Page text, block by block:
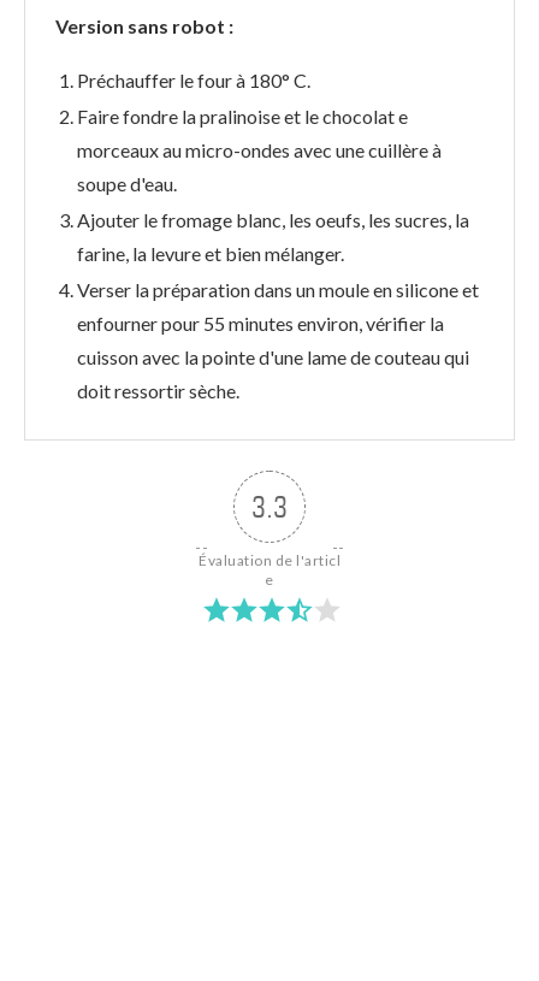
Version sans robot :
Préchauffer le four à 180° C.
Faire fondre la pralinoise et le chocolat e
morceaux au micro-ondes avec une cuillère à
soupe d'eau.
Ajouter le fromage blanc, les oeufs, les sucres, la
farine, la levure et bien mélanger.
Verser la préparation dans un moule en silicone et
enfourner pour 55 minutes environ, vérifier la
cuisson avec la pointe d'une lame de couteau qui
doit ressortir sèche.
3.3
Évaluation de l'articl
e